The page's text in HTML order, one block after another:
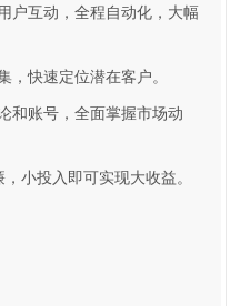
户互动，全程自动化，大幅
，快速定位潜在客户。
和账号，全面掌握市场动
小投入即可实现大收益。